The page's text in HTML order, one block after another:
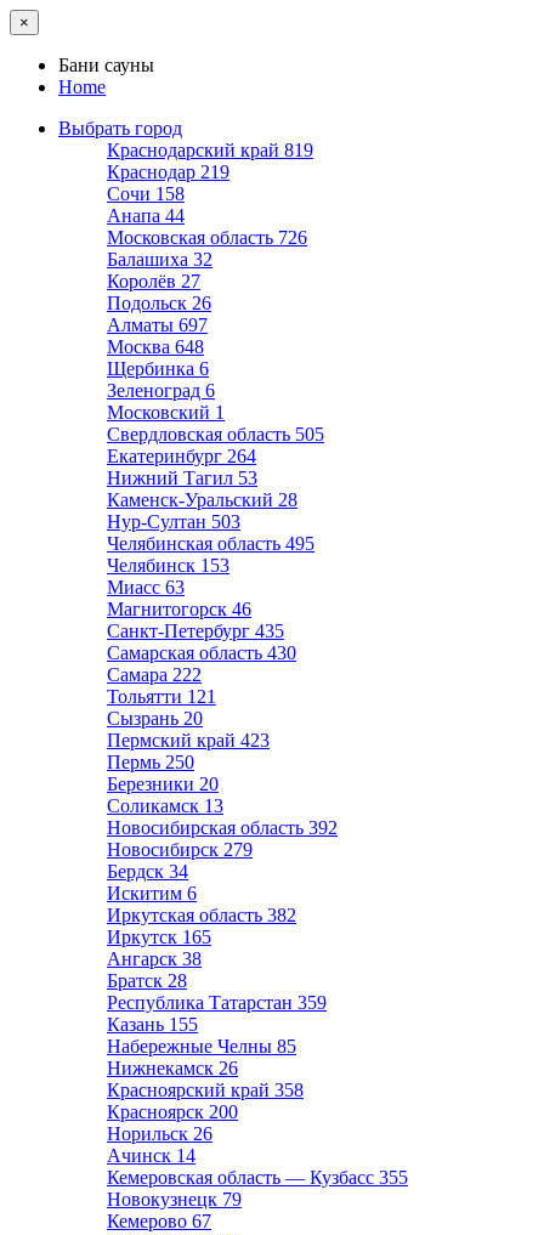
×
Бани сауны
Home
Выбрать город
Краснодарский край 819
Краснодар 219
Сочи 158
Анапа 44
Московская область 726
Балашиха 32
Королёв 27
Подольск 26
Алматы 697
Москва 648
Щербинка 6
Зеленоград 6
Московский 1
Свердловская область 505
Екатеринбург 264
Нижний Тагил 53
Каменск-Уральский 28
Нур-Султан 503
Челябинская область 495
Челябинск 153
Миасс 63
Магнитогорск 46
Санкт-Петербург 435
Самарская область 430
Самара 222
Тольятти 121
Сызрань 20
Пермский край 423
Пермь 250
Березники 20
Соликамск 13
Новосибирская область 392
Новосибирск 279
Бердск 34
Искитим 6
Иркутская область 382
Иркутск 165
Ангарск 38
Братск 28
Республика Татарстан 359
Казань 155
Набережные Челны 85
Нижнекамск 26
Красноярский край 358
Красноярск 200
Норильск 26
Ачинск 14
Кемеровская область — Кузбасс 355
Новокузнецк 79
Кемерово 67